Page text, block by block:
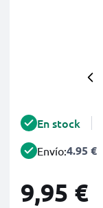
En stock
Envío:4.95 €
9,95 €